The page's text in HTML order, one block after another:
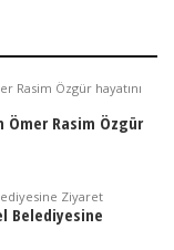
Rasim Özgür hayatını
Ömer Rasim Özgür
Ziyaret
Belediyesine